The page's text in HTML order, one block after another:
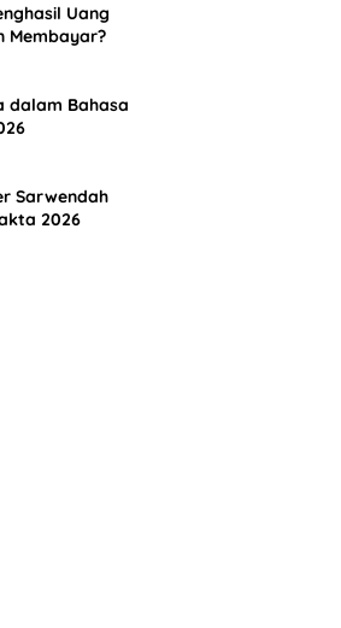
Uang
Membayar?
dalam Bahasa
Sarwendah
2026